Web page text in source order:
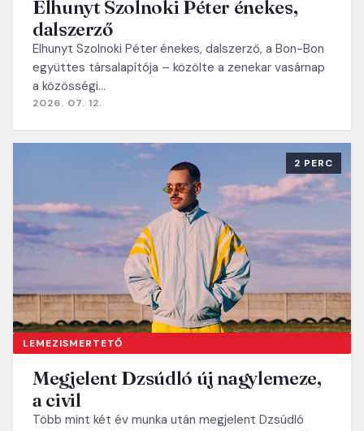
Elhunyt Szolnoki Péter énekes,
dalszerző
Elhunyt Szolnoki Péter énekes, dalszerző, a Bon-Bon
együttes társalapítója – közölte a zenekar vasárnap
a közösségi…
2026. 07. 12.
LEMEZISMERTETŐ
2 PERC
Megjelent Dzsúdló új nagylemeze,
a civil
Több mint két év munka után megjelent Dzsúdló